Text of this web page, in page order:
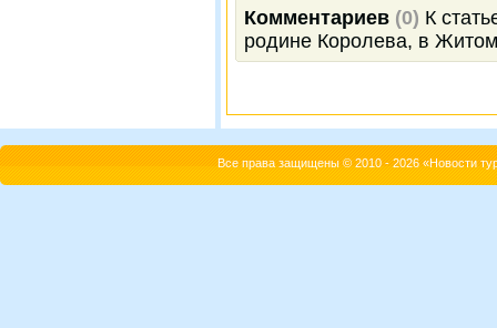
Комментариев (0) К
родине Королева, в
Все права защищены © 2010 - 2026 «Новости